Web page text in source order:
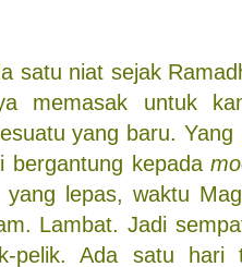
satu niat sejak
memasak untuk
yang baru.
bergantung kepada
yang lepas, waktu
Lambat. Jadi
pelik. Ada satu hari